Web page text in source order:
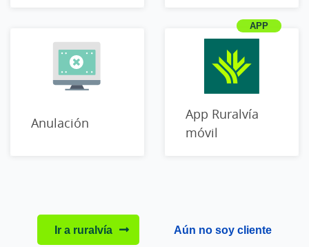
Anulación
App Ruralvía
móvil
Ir a ruralvía Aún no soy cliente